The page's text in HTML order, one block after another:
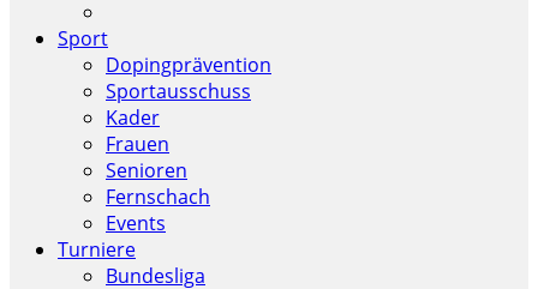
Sport
Dopingprävention
Sportausschuss
Kader
Frauen
Senioren
Fernschach
Events
Turniere
Bundesliga